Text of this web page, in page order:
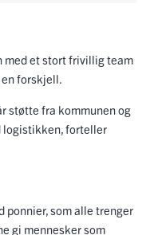
med et stort frivillig team
en forskjell.
støtte fra kommunen og
logistikken, forteller
ponnier, som alle trenger
gi mennesker som